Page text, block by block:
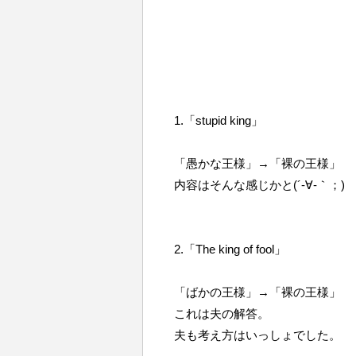
1.「stupid king」
「愚かな王様」→「裸の王様」
内容はそんな感じかと(´-∀-｀；)
2.「The king of fool」
「ばかの王様」→「裸の王様」
これは夫の解答。
夫も考え方はいっしょでした。